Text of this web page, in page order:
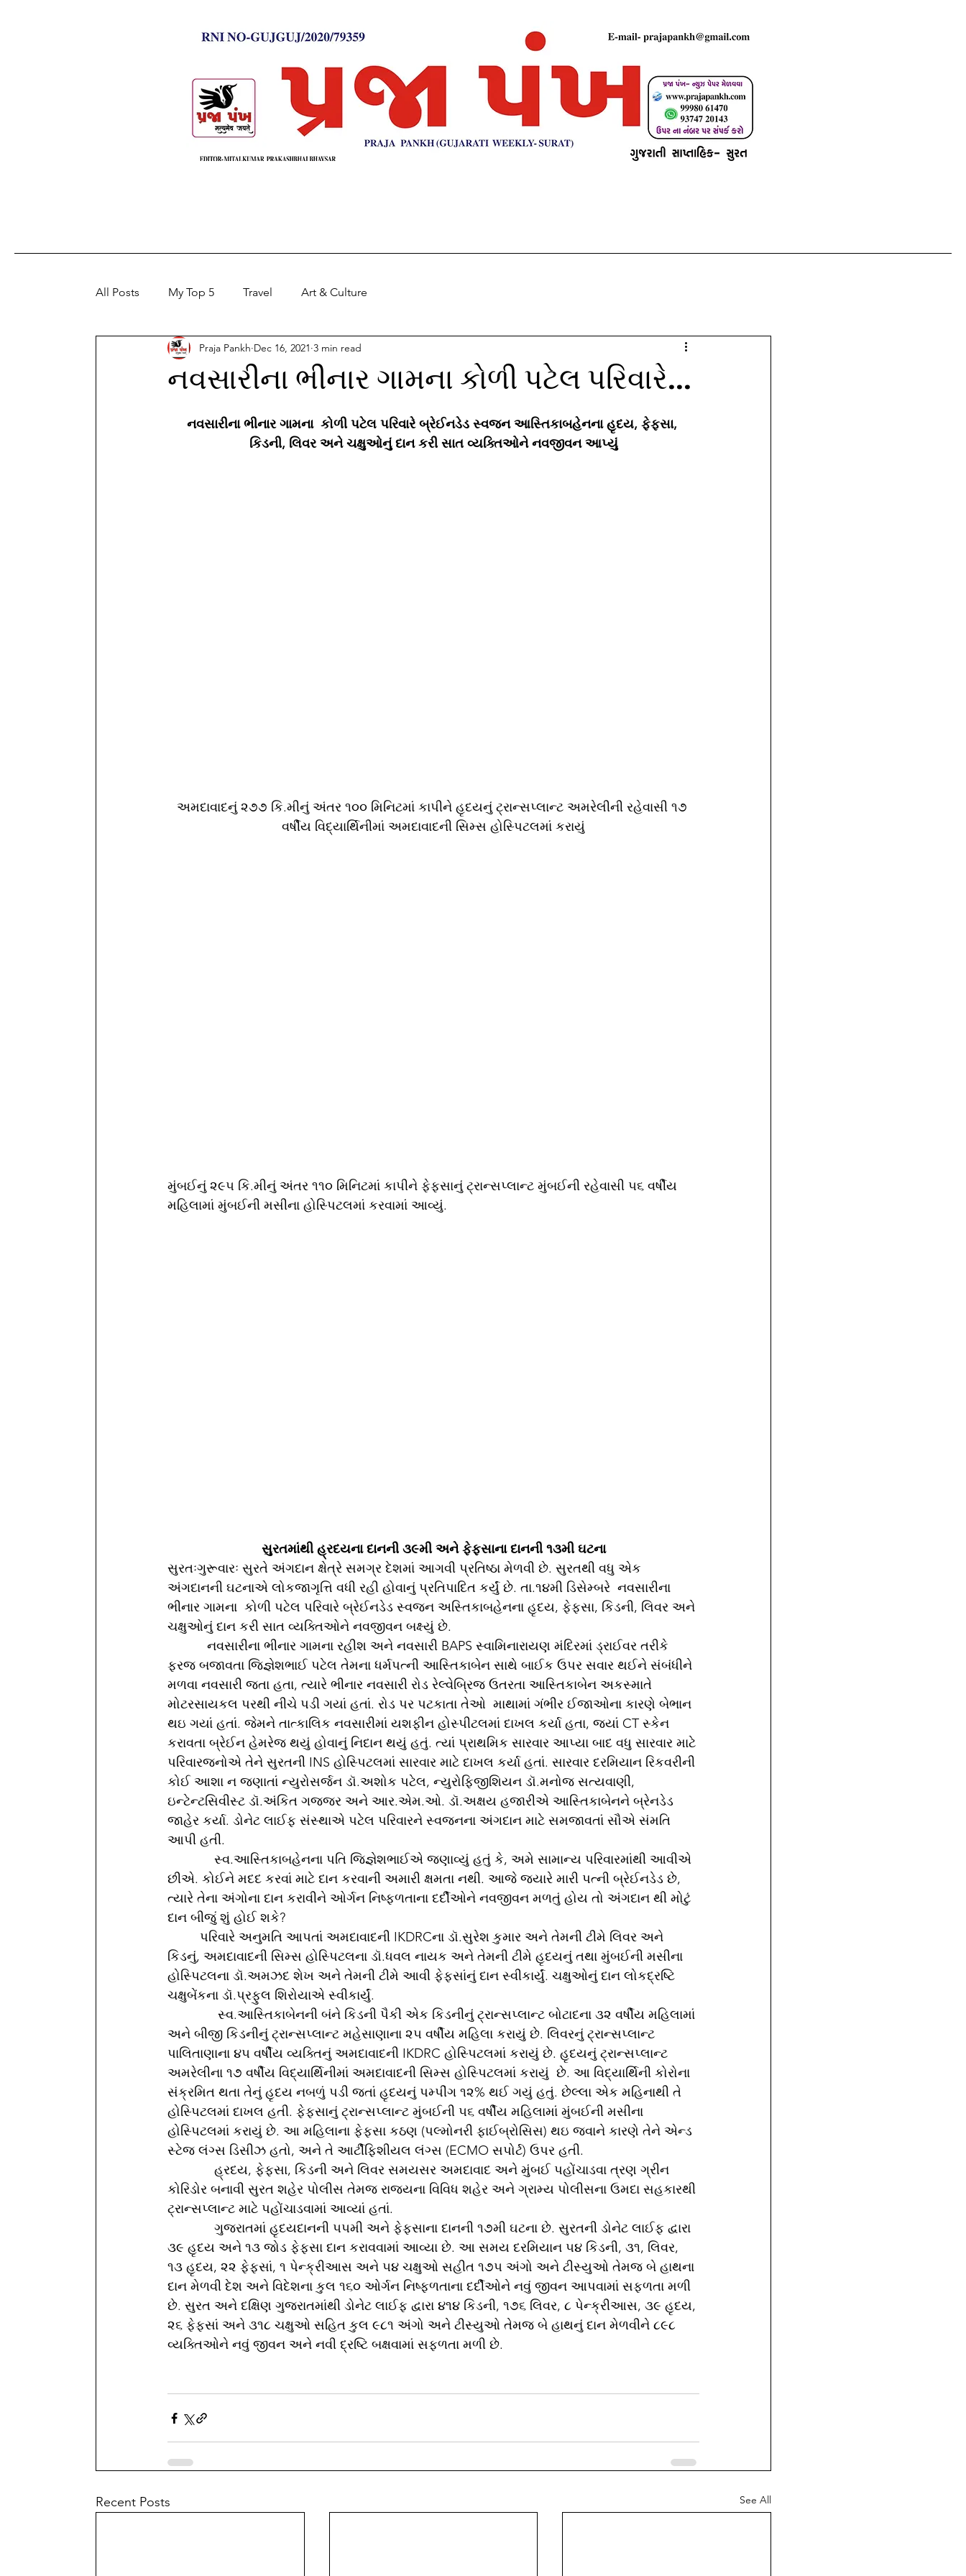
All Posts My Top 5 Travel Art & Culture
નવસારીના ભીનાર ગામના કોળી પટેલ પરિવારે...
Praja Pankh Dec 16, 2021 3 min read
નવસારીના ભીનાર ગામના  કોળી પટેલ પરિવારે બ્રેઈનડેડ સ્વજન આસ્તિકાબહેનના હૃદય, ફેફસા,
કિડની, લિવર અને ચક્ષુઓનું દાન કરી સાત વ્યક્તિઓને નવજીવન આપ્યું
અમદાવાદનું ૨૭૭ કિ.મીનું અંતર ૧૦૦ મિનિટમાં કાપીને હૃદયનું ટ્રાન્સપ્લાન્ટ અમરેલીની રહેવાસી ૧૭
વર્ષીય વિદ્યાર્થિનીમાં અમદાવાદની સિમ્સ હોસ્પિટલમાં કરાયું
મુંબઈનું ૨૯૫ કિ.મીનું અંતર ૧૧૦ મિનિટમાં કાપીને ફેફસાનું ટ્રાન્સપ્લાન્ટ મુંબઈની રહેવાસી ૫૬ વર્ષીય
મહિલામાં મુંબઈની મસીના હોસ્પિટલમાં કરવામાં આવ્યું.
સુરતમાંથી હ્રદયના દાનની ૩૯મી અને ફેફસાના દાનની ૧૩મી ઘટના
સુરતઃગુરૂવારઃ સુરતે અંગદાન ક્ષેત્રે સમગ્ર દેશમાં આગવી પ્રતિષ્ઠા મેળવી છે. સુરતથી વધુ એક
અંગદાનની ઘટનાએ લોકજાગૃત્તિ વધી રહી હોવાનું પ્રતિપાદિત કર્યું છે. તા.૧૪મી ડિસેમ્બરે  નવસારીના
ભીનાર ગામના  કોળી પટેલ પરિવારે બ્રેઈનડેડ સ્વજન અસ્તિકાબહેનના હૃદય, ફેફસા, કિડની, લિવર અને
ચક્ષુઓનું દાન કરી સાત વ્યક્તિઓને નવજીવન બક્ષ્યું છે.
ફરજ બજાવતા જિજ્ઞેશભાઈ પટેલ તેમના ધર્મપત્ની આસ્તિકાબેન સાથે બાઈક ઉપર સવાર થઈને સંબંધીને
મળવા નવસારી જતા હતા, ત્યારે ભીનાર નવસારી રોડ રેલ્વેબ્રિજ ઉતરતા આસ્તિકાબેન અકસ્માતે
મોટરસાયકલ પરથી નીચે પડી ગયાં હતાં. રોડ પર પટકાતા તેઓ  માથામાં ગંભીર ઈજાઓના કારણે બેભાન
થઇ ગયાં હતાં. જેમને તાત્કાલિક નવસારીમાં યશફીન હોસ્પીટલમાં દાખલ કર્યા હતા, જ્યાં CT સ્કેન
કરાવતા બ્રેઈન હેમરેજ થયું હોવાનું નિદાન થયું હતું. ત્યાં પ્રાથમિક સારવાર આપ્યા બાદ વધુ સારવાર માટે
પરિવારજનોએ તેને સુરતની INS હોસ્પિટલમાં સારવાર માટે દાખલ કર્યા હતાં. સારવાર દરમિયાન રિકવરીની
કોઈ આશા ન જણાતાં ન્યુરોસર્જન ડૉ.અશોક પટેલ, ન્યુરોફિજીશિયન ડૉ.મનોજ સત્યવાણી,
ઇન્ટેન્ટસિવીસ્ટ ડૉ.અંકિત ગજ્જર અને આર.એમ.ઓ. ડૉ.અક્ષય હજારીએ આસ્તિકાબેનને બ્રેનડેડ
જાહેર કર્યા. ડોનેટ લાઈફ સંસ્થાએ પટેલ પરિવારને સ્વજનના અંગદાન માટે સમજાવતાં સૌએ સંમતિ
આપી હતી.
છીએ. કોઈને મદદ કરવાં માટે દાન કરવાની અમારી ક્ષમતા નથી. આજે જ્યારે મારી પત્ની બ્રેઈનડેડ છે,
ત્યારે તેના અંગોના દાન કરાવીને ઓર્ગન નિષ્ફળતાના દર્દીઓને નવજીવન મળતું હોય તો અંગદાન થી મોટું
દાન બીજું શું હોઈ શકે?
કિડનું, અમદાવાદની સિમ્સ હોસ્પિટલના ડૉ.ધવલ નાયક અને તેમની ટીમે હૃદયનું તથા મુંબઈની મસીના
હોસ્પિટલના ડૉ.અમઝદ શેખ અને તેમની ટીમે આવી ફેફસાંનું દાન સ્વીકાર્યું. ચક્ષુઓનું દાન લોકદ્રષ્ટિ
ચક્ષુબેંકના ડૉ.પ્રફુલ શિરોયાએ સ્વીકાર્યું.
અને બીજી કિડનીનું ટ્રાન્સપ્લાન્ટ મહેસાણાના ૨૫ વર્ષીય મહિલા કરાયું છે. લિવરનું ટ્રાન્સપ્લાન્ટ
પાલિતાણાના ૪૫ વર્ષીય વ્યક્તિનું અમદાવાદની IKDRC હોસ્પિટલમાં કરાયું છે. હૃદયનું ટ્રાન્સપ્લાન્ટ
અમરેલીના ૧૭ વર્ષીય વિદ્યાર્થિનીમાં અમદાવાદની સિમ્સ હોસ્પિટલમાં કરાયું  છે. આ વિદ્યાર્થિની કોરોના
સંક્રમિત થતા તેનું હૃદય નબળું પડી જતાં હૃદયનું પમ્પીંગ ૧૨% થઈ ગયું હતું. છેલ્લા એક મહિનાથી તે
હોસ્પિટલમાં દાખલ હતી. ફેફસાનું ટ્રાન્સપ્લાન્ટ મુંબઈની ૫૬ વર્ષીય મહિલામાં મુંબઈની મસીના
હોસ્પિટલમાં કરાયું છે. આ મહિલાના ફેફસા કઠણ (પલ્મોનરી ફાઈબ્રોસિસ) થઇ જવાને કારણે તેને એન્ડ
સ્ટેજ લંગ્સ ડિસીઝ હતો, અને તે આર્ટીફિશીયલ લંગ્સ (ECMO સપોર્ટ) ઉપર હતી.
કોરિડોર બનાવી સુરત શહેર પોલીસ તેમજ રાજ્યના વિવિધ શહેર અને ગ્રામ્ય પોલીસના ઉમદા સહકારથી
ટ્રાન્સપ્લાન્ટ માટે પહોંચાડવામાં આવ્યાં હતાં.
૩૯ હૃદય અને ૧૩ જોડ ફેફસા દાન કરાવવામાં આવ્યા છે. આ સમય દરમિયાન ૫૪ કિડની, ૩૧, લિવર,
૧૩ હૃદય, ૨૨ ફેફસાં, ૧ પેન્ક્રીઆસ અને ૫૪ ચક્ષુઓ સહીત ૧૭૫ અંગો અને ટીસ્યુઓ તેમજ બે હાથના
દાન મેળવી દેશ અને વિદેશના કુલ ૧૬૦ ઓર્ગન નિષ્ફળતાના દર્દીઓને નવું જીવન આપવામાં સફળતા મળી
છે. સુરત અને દક્ષિણ ગુજરાતમાંથી ડોનેટ લાઈફ દ્વારા ૪૧૪ કિડની, ૧૭૬ લિવર, ૮ પેન્ક્રીઆસ, ૩૯ હૃદય,
૨૬ ફેફસાં અને ૩૧૮ ચક્ષુઓ સહિત કુલ ૯૮૧ અંગો અને ટીસ્યુઓ તેમજ બે હાથનું દાન મેળવીને ૮૯૮
વ્યક્તિઓને નવું જીવન અને નવી દ્રષ્ટિ બક્ષવામાં સફળતા મળી છે.
Recent Posts See All